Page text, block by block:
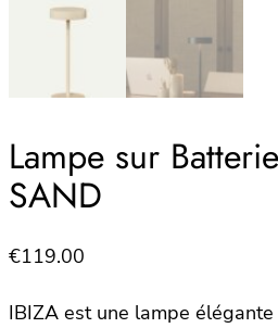
Lampe sur
SAND
€119.00
IBIZA est une lampe